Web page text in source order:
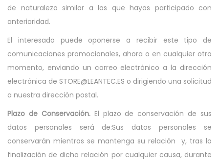
de naturaleza similar a las que hayas participado con
anterioridad.
El interesado puede oponerse a recibir este tipo de
comunicaciones promocionales, ahora o en cualquier otro
momento, enviando un correo electrónico a la dirección
electrónica de STORE@LEANTEC.ES o dirigiendo una solicitud
a nuestra dirección postal.
Plazo de Conservación. El plazo de conservación de sus
datos personales será de:Sus datos personales se
conservarán mientras se mantenga su relación y, tras la
finalización de dicha relación por cualquier causa, durante